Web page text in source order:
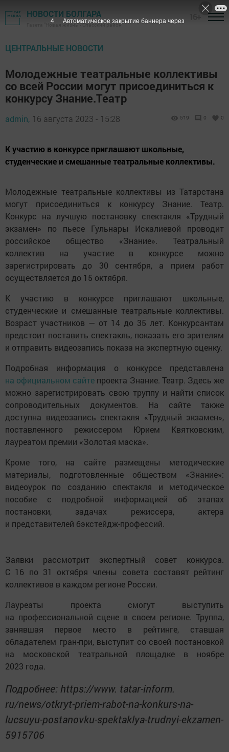
НОВОСТИ БОЛГАРА
Газета "Новая жизнь" - Спасский район
ЦЕНТРАЛЬНЫЕ НОВОСТИ
Молодежные театральные коллективы
со всей России могут присоединиться к
конкурсу Знание.Театр
admin, 16 августа 2023 - 15:28 519 0 0
К участию в конкурсе приглашают школьные,
студенческие и смешанные театральные коллективы.
Молодежные театральные коллективы из Татарстана
могут присоединиться к конкурсу Знание. Театр.
Конкурс на лучшую постановку спектакля «Трудный
экзамен» по пьесе Гульнары Искалиевой проводит
российское общество «Знание». Театральный
коллектив на участие в конкурсе можно
зарегистрировать до 30 сентября, а прием работ
осуществляется до 15 октября.
К участию в конкурсе приглашают школьные,
студенческие и смешанные театральные коллективы.
Возраст участников — от 14 до 35 лет. Конкурсантам
предстоит поставить спектакль, показать его зрителям
и отправить видеозапись показа на экспертную оценку.
Подробная информация о конкурсе представлена
на официальном сайте проекта Знание. Театр. Здесь же
можно зарегистрировать свою труппу и найти список
сопроводительных документов. На сайте также
доступна видеозапись спектакля «Трудный экзамен»,
поставленного режиссером Юрием Квятковским,
лауреатом премии «Золотая маска».
Кроме того, на сайте размещены методические
материалы, подготовленные обществом «Знание»:
видеоурок по созданию спектакля и методическое
пособие с подробной информацией об этапах
постановки, задачах режиссера, актера
и представителей бэкстейдж-профессий.
Заявки рассмотрит экспертный совет конкурса.
С 16 по 31 октября члены совета составят рейтинг
коллективов в каждом регионе России.
Лауреаты проекта смогут выступить
на профессиональной сцене в своем регионе. Труппа,
занявшая первое место в рейтинге, ставшая
обладателем гран-при, выступит со своей постановкой
на московской театральной площадке в ноябре
2023 года.
Подробнее: https://www. tatar-inform.
ru/news/otkryt-priem-rabot-na-konkurs-na-
lucsuyu-postanovku-spektaklya-trudnyi-ekzamen-
5915706
3 Автоматическое закрытие баннера через